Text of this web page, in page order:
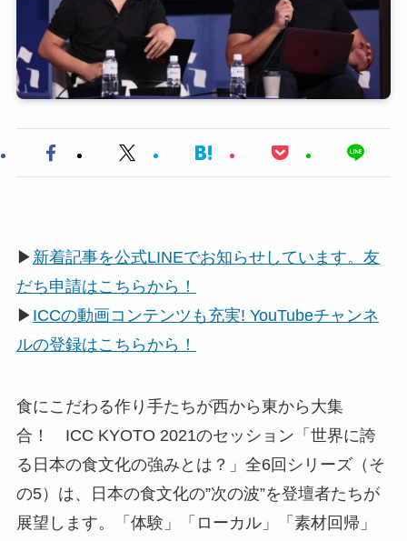
▶ 新着記事を公式LINEでお知らせしています。友
だち申請はこちらから！
▶ ICCの動画コンテンツも充実! YouTubeチャンネ
ルの登録はこちらから！
食にこだわる作り手たちが西から東から大集
合！ ICC KYOTO 2021のセッション「世界に誇
る日本の食文化の強みとは？」全6回シリーズ（そ
の5）は、日本の食文化の”次の波”を登壇者たちが
展望します。「体験」「ローカル」「素材回帰」